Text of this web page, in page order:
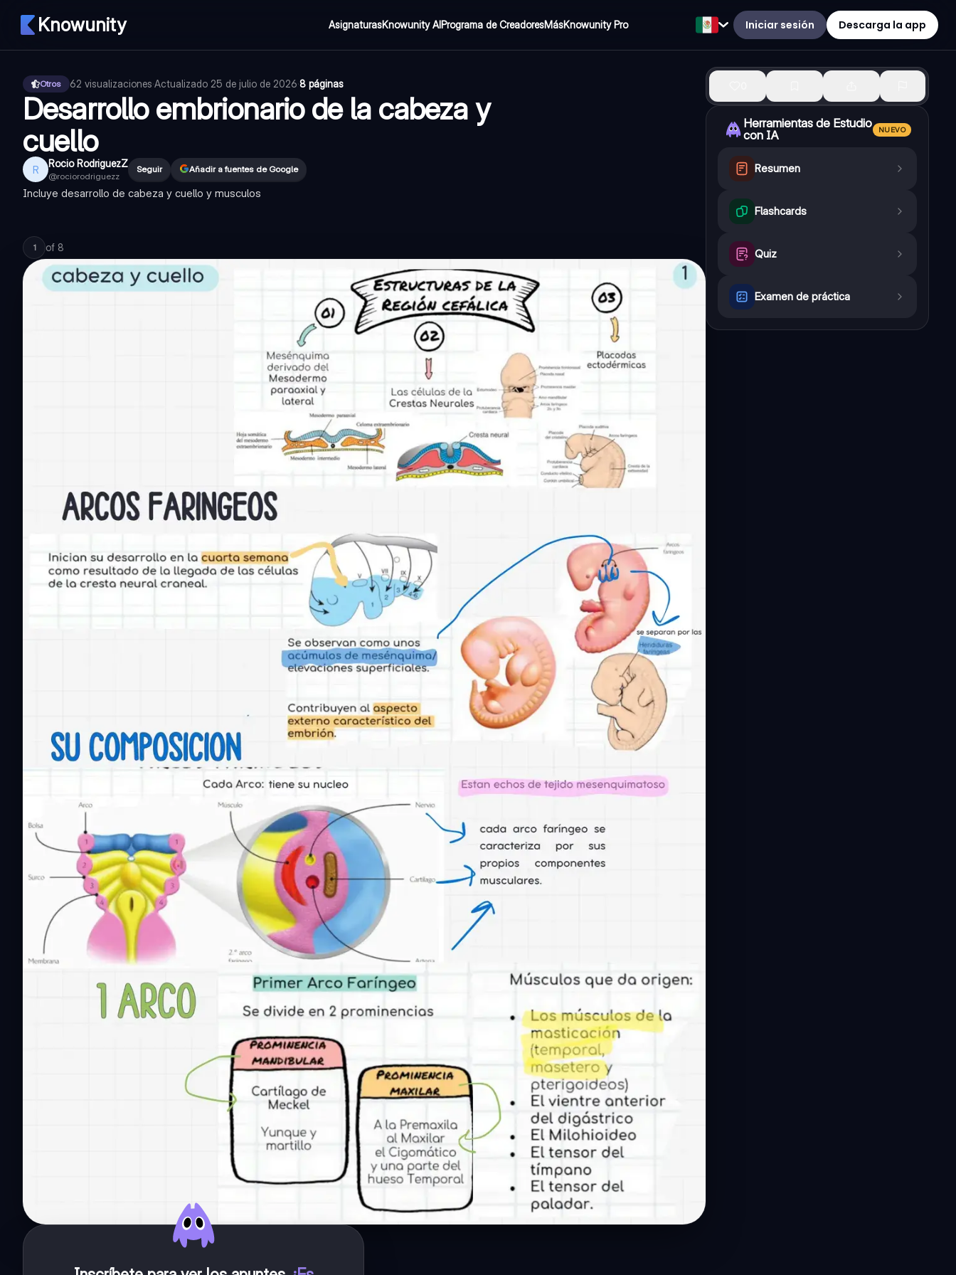
Knowunity AsignaturasKnowunity AIPrograma de CreadoresMásKnowunity Pro Iniciar sesión Descarga la app
Otros 62 visualizaciones·Actualizado 25 de julio de 2026·8 páginas
Desarrollo embrionario de la cabeza y
cuello
R Rocio RodriguezZ
@rociorodriguezz
Seguir Añadir a fuentes de Google
Incluye desarrollo de cabeza y cuello y musculos
1 of 8
Herramientas de Estudio
con IA
NUEVO
Resumen
Flashcards
Quiz
Examen de práctica